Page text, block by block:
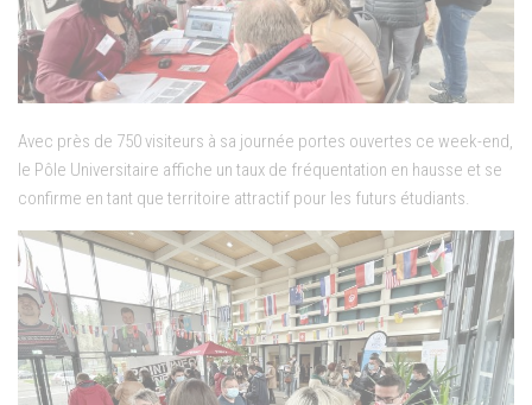
Avec près de 750 visiteurs à sa journée portes ouvertes ce week-end,
le Pôle Universitaire affiche un taux de fréquentation en hausse et se
confirme en tant que territoire attractif pour les futurs étudiants.